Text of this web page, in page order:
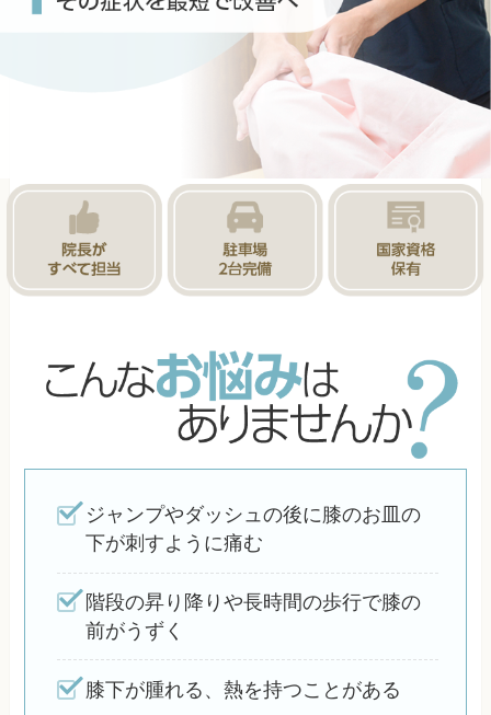
ジャンプやダッシュの後に膝のお皿の
下が刺すように痛む
階段の昇り降りや長時間の歩行で膝の
前がうずく
膝下が腫れる、熱を持つことがある